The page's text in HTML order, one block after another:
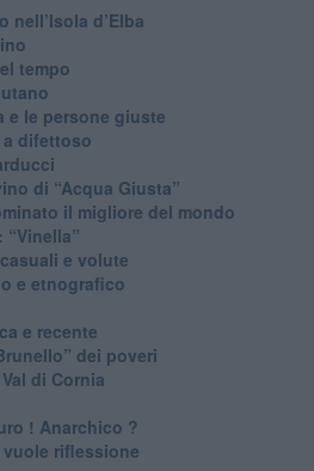
nell’Isola d’Elba
tempo
e le persone giuste
difettoso
di “Acqua Giusta”
il migliore del mondo
e volute
e etnografico
e recente
dei poveri
di Cornia
! Anarchico ?
riflessione